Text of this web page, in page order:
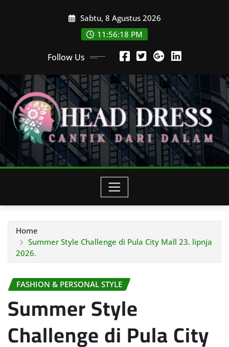
Sabtu, 8 Agustus 2026
11:56:20 PM
Follow Us
Home
Summer Style Challenge di Pula City Mall 23. lipnja
2026.
FASHION & PERSONAL STYLE
Summer Style
Challenge di Pula City